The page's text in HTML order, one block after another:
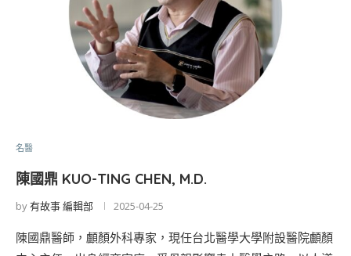
名醫
陳國鼎 KUO-TING CHEN, M.D.
by有故事 編輯部 2025-04-25
陳國鼎醫師，顱顏外科專家，現任台北醫學大學附設醫院顱顏